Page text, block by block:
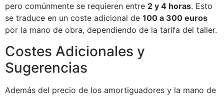
pero comúnmente se requieren entre 2 y 4 horas. Esto
se traduce en un coste adicional de 100 a 300 euros
por la mano de obra, dependiendo de la tarifa del taller.
Costes Adicionales y
Sugerencias
Además del precio de los amortiguadores y la mano de